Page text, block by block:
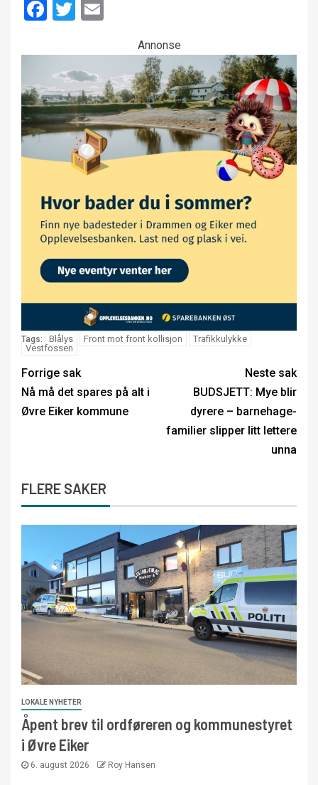
Facebook
Twitter
Annonse
Tags: Blålys Front mot front kollisjon
Trafikkulykke
Vestfossen
Forrige sak
Nå må det spares på alt i
Øvre Eiker kommune
Neste sak
BUDSJETT: Mye blir
dyrere – barnehage-
familier slipper litt lettere
unna
FLERE SAKER
LOKALE NYHETER
Åpent brev til ordføreren og kommunestyret
i Øvre Eiker
6. august 2026 Roy Hansen